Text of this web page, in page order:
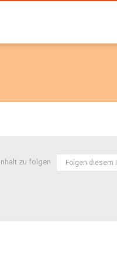
zu folgen Folgen diesem